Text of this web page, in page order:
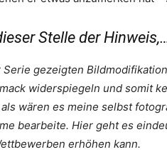
Stelle der
gezeigten
widerspiegeln und somit
wären es meine selbst
bearbeite. Hier geht es
erhöhen kann.